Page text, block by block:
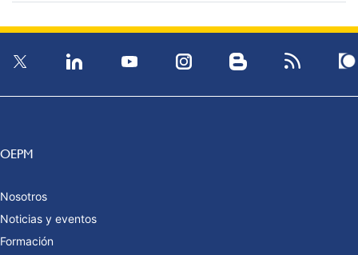
OEPM
Nosotros
Noticias y eventos
Formación